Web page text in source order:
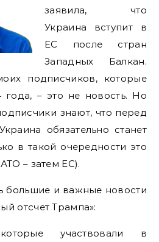
заявила, что
Украина вступит в
ЕС после стран
Западных Балкан.
подписчиков, которые
года, – это не новость. Но
знают, что перед
обязательно станет
в такой очередности это
– затем ЕС).
большие и важные новости
отсчет Трампа»:
участвовали в